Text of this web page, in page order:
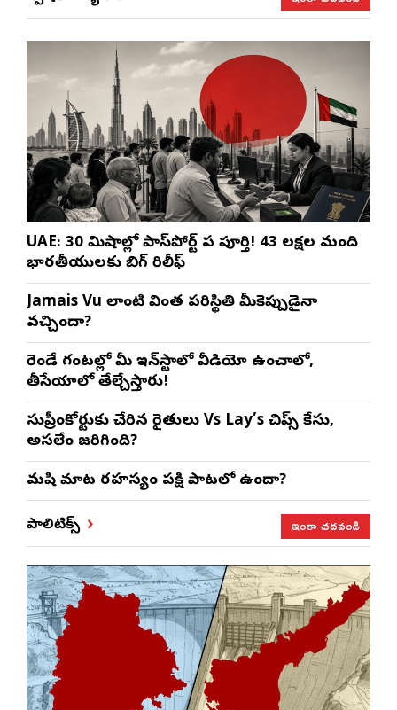
UAE: 30 నిమిషాల్లో పాస్‌పోర్ట్ పని పూర్తి! 43 లక్షల మంది
భారతీయులకు బిగ్ రిలీఫ్
Jamais Vu లాంటి వింత పరిస్థితి మీకెప్పుడైనా
వచ్చిందా?
రెండే గంటల్లో మీ ఇన్‌స్టాలో వీడియో ఉంచాలో,
తీసేయాలో తేల్చేస్తారు!
సుప్రీంకోర్టుకు చేరిన రైతులు Vs Lay’s చిప్స్‌ కేసు,
అసలేం జరిగింది?
మనిషి మాట రహస్యం పక్షి పాటలో ఉందా?
పాలిటిక్స్ ఇంకా చదవండి